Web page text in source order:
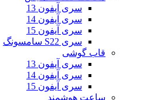
سری آیفون 13
سری آیفون 14
سری آیفون 15
سری S22 سامسونگ
قاب گوشی
سری آیفون 13
سری آیفون 14
سری آیفون 15
ساعت هوشمند